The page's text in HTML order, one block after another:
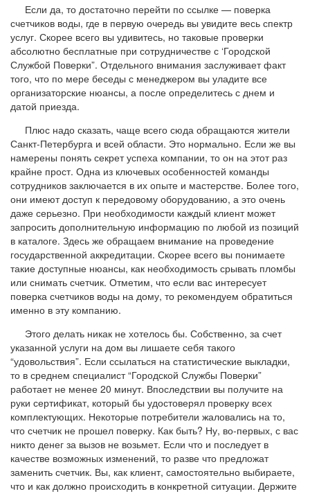
Если да, то достаточно перейти по ссылке — поверка
счетчиков воды, где в первую очередь вы увидите весь спектр
услуг. Скорее всего вы удивитесь, но таковые проверки
абсолютно бесплатные при сотрудничестве с ‘Городской
Службой Поверки”. Отдельного внимания заслуживает факт
того, что по мере беседы с менеджером вы уладите все
организаторские нюансы, а после определитесь с днем и
датой приезда.
Плюс надо сказать, чаще всего сюда обращаются жители
Санкт-Петербурга и всей области. Это нормально. Если же вы
намерены понять секрет успеха компании, то он на этот раз
крайне прост. Одна из ключевых особенностей команды
сотрудников заключается в их опыте и мастерстве. Более того,
они имеют доступ к передовому оборудованию, а это очень
даже серьезно. При необходимости каждый клиент может
запросить дополнительную информацию по любой из позиций
в каталоге. Здесь же обращаем внимание на проведение
государственной аккредитации. Скорее всего вы понимаете
такие доступные нюансы, как необходимость срывать пломбы
или снимать счетчик. Отметим, что если вас интересует
поверка счетчиков воды на дому, то рекомендуем обратиться
именно в эту компанию.
Этого делать никак не хотелось бы. Собственно, за счет
указанной услуги на дом вы лишаете себя такого
“удовольствия”. Если ссылаться на статистические выкладки,
то в среднем специалист “Городской Службы Поверки”
работает не менее 20 минут. Впоследствии вы получите на
руки сертификат, который бы удостоверял проверку всех
комплектующих. Некоторые потребители жаловались на то,
что счетчик не прошел поверку. Как быть? Ну, во-первых, с вас
никто денег за вызов не возьмет. Если что и последует в
качестве возможных изменений, то разве что предложат
заменить счетчик. Вы, как клиент, самостоятельно выбираете,
что и как должно происходить в конкретной ситуации. Держите